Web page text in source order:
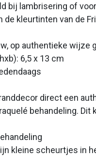
bij lambrisering of
de kleurtinten van de
op authentieke wijze
6,5 x 13 cm
direct een
behandeling.
kleine scheurtjes in